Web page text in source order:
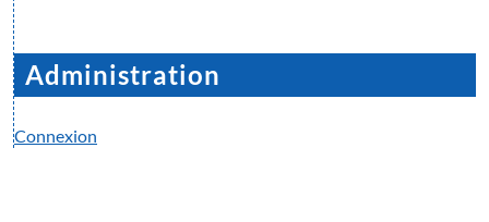
Administration
Connexion